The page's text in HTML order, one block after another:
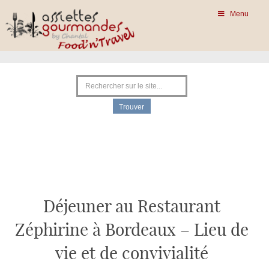
Menu
Déjeuner au Restaurant
Zéphirine à Bordeaux – Lieu de
vie et de convivialité